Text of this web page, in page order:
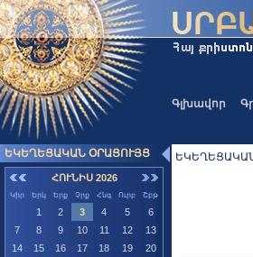
Գլխավոր
ԵԿԵՂԵՑԱԿԱՆ ՕՐԱՑՈՒՅՑ
ՀՈՒՆԻՍ 2026
Կիր Երկ Երք Չրք Հնգ Ուրբ Շբթ
1 2 3 4 5
6
7
8 9 10 11 12
13
14
15 16 17 18 19
20